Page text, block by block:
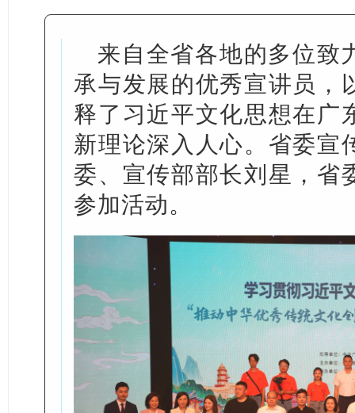
来自全省各地的多位致
承与发展的优秀宣讲员，
释了习近平文化思想在广
新理论深入人心。省委宣
委、宣传部部长刘星，省
参加活动。